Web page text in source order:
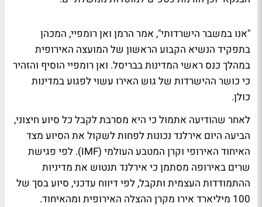
"אנו במשבר הישרדותי", אמר הרמן ואן רומפיי, המכהן
בתפקיד הנשיא הקבוע הראשון של המועצה האירופית
במהלך כנס ראשי המדינות בבריסל. ואן רומפיי הוסיף והזהיר
כי כושר ההישרדות של גוש האירו עשוי לפגוע במדינות
כולן.
לאחר שהודיעה אתמול כי היא מסרבת לקבל כל סיוע חיצוני,
הביעה היום אירלנד נכונות לפחות לשקול את הסיוע מצד
האיחוד האירופי וקרן המטבע העולמי (IMF). לפי פגישת
שרים באירופה מסתמן כי אירלנד תנטוש את מדיניות
ההתמודדות העצמית ותקבל, לפי דיווח עדכני, סיוע בסך של
100 מיליארד אירו מקרן ההצלה האירופית ומהאיחוד.